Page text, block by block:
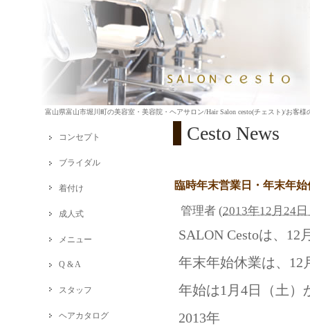
富山県富山市堀川町の美容室・美容院・ヘアサロン/Hair Salon cesto(チェスト)/お客
Cesto News
臨時年末営業日・年末年
管理者 (2013年12月24
SALON Cestoは、12
年末年始休業は、12
年始は1月4日（土）
2013年
コンセプト
ブライダル
着付け
成人式
メニュー
Q & A
スタッフ
ヘアカタログ